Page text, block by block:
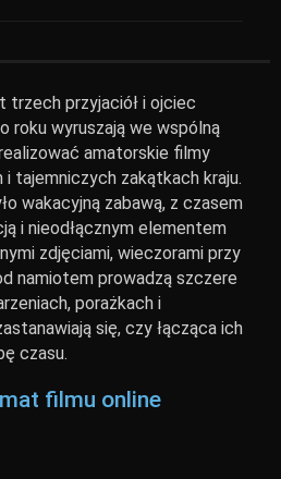
trzech przyjaciół i ojciec
roku wyruszają we wspólną
amatorskie filmy
tajemniczych zakątkach kraju.
wakacyjną zabawą, z czasem
i nieodłącznym elementem
zdjęciami, wieczorami przy
namiotem prowadzą szczere
porażkach i
się, czy łącząca ich
czasu.
filmu online